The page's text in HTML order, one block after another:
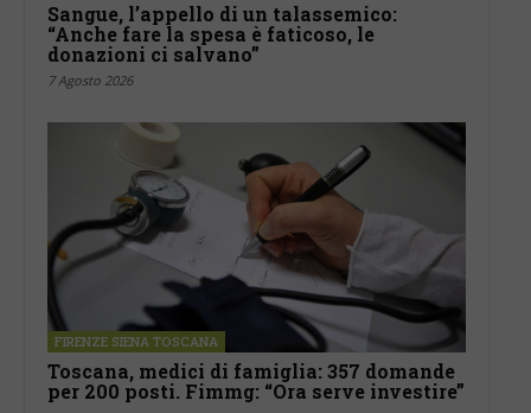
Sangue, l’appello di un talassemico:
“Anche fare la spesa è faticoso, le
donazioni ci salvano”
7 Agosto 2026
FIRENZE SIENA TOSCANA
Toscana, medici di famiglia: 357 domande
per 200 posti. Fimmg: “Ora serve investire”